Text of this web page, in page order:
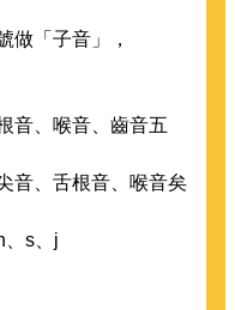
做「子音」，
音、喉音、齒音五
音、舌根音、喉音矣
、s、j